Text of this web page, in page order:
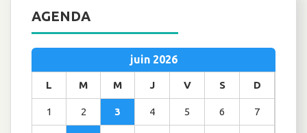
AGENDA
juin 2026
L M M J V S D
1 2 3 4 5 6 7